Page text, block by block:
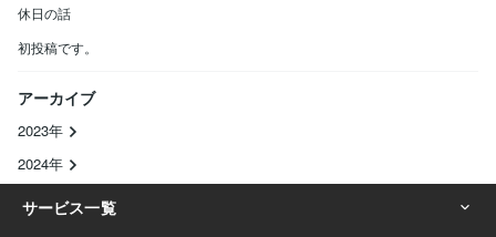
休日の話
初投稿です。
アーカイブ
2023年
2024年